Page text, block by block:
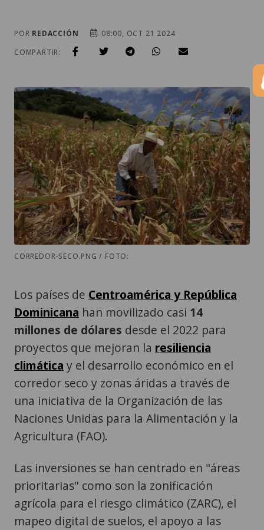
POR REDACCIÓN
08:00, OCT 21 2024
COMPARTIR:
CORREDOR-SECO.PNG / FOTO:
Los países de Centroamérica y República
Dominicana han movilizado casi 14
millones de dólares desde el 2022 para
proyectos que mejoran la resiliencia
climática y el desarrollo económico en el
corredor seco y zonas áridas a través de
una iniciativa de la Organización de las
Naciones Unidas para la Alimentación y la
Agricultura (FAO).
Las inversiones se han centrado en "áreas
prioritarias" como son la zonificación
agrícola para el riesgo climático (ZARC), el
mapeo digital de suelos, el apoyo a las